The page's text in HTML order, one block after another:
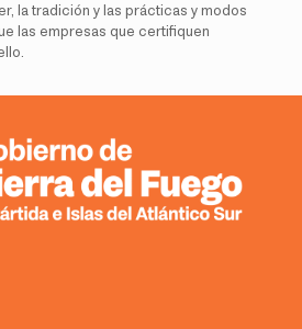
la tradición y las prácticas y modos
las empresas que certifiquen